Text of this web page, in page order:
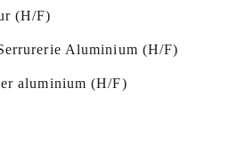
(H/F)
Aluminium (H/F)
aluminium (H/F)